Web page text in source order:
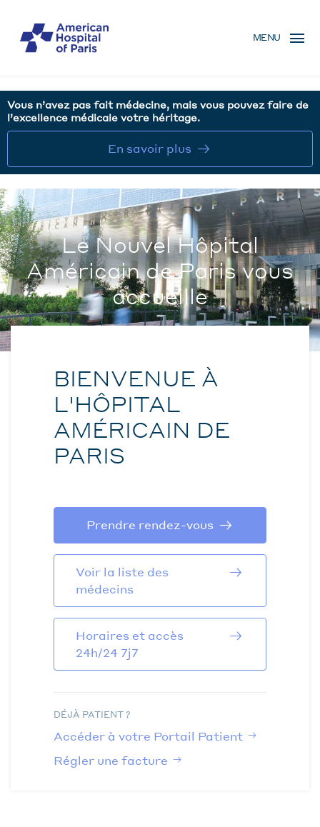
contenu
MENU
MOBILE
MENU
Vous n’avez pas fait médecine, mais vous pouvez faire de
l’excellence médicale votre héritage.
En savoir plus
Le Nouvel Hôpital
Américain de Paris vous
accueille
BIENVENUE À
L'HÔPITAL
AMÉRICAIN DE
PARIS
Prendre rendez-vous
Voir la liste des
médecins
Horaires et accès
24h/24 7j7
DÉJÀ PATIENT ?
Accéder à votre Portail Patient
Régler une facture